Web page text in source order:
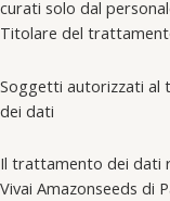
curati solo dal
Titolare del
Soggetti autorizzati al
dei dati
Il trattamento dei dati
Vivai Amazonseeds di